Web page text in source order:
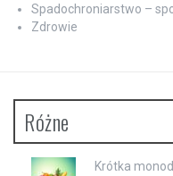
Spadochroniarstwo –
Zdrowie
Różne
Krótka